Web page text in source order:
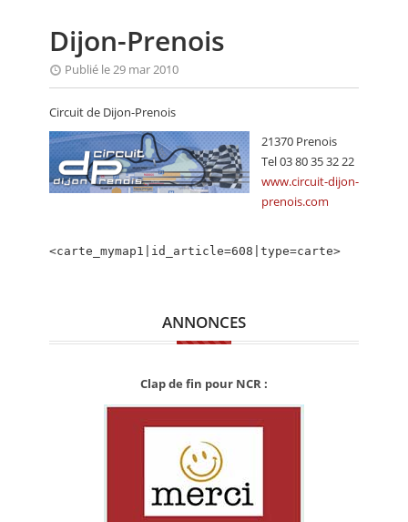
RALLYE
MONTAGNE
EVÈNEMENTS
CALENDRIER
FOCUS
ANNUAIRES
Dijon-Prenois
Publié le 29 mar 2010
Circuit de Dijon-Prenois
21370 Prenois
Tel 03 80 35 32 22
www.circuit-dijon-
prenois.com
<carte_mymap1|id_article=608|type=carte>
ANNONCES
Clap de fin pour NCR :